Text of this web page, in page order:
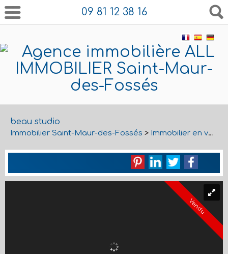
09 81 12 38 16
beau studio
Immobilier Saint-Maur-des-Fossés > Immobilier en vente Saint-Maur-des-Fossés
Vendu